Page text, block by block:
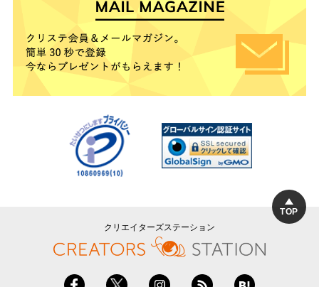
TOP
クリエイターズステーション